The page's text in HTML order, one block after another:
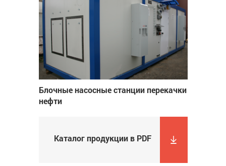
Блочные насосные станции перекачки
нефти
Каталог продукции в PDF